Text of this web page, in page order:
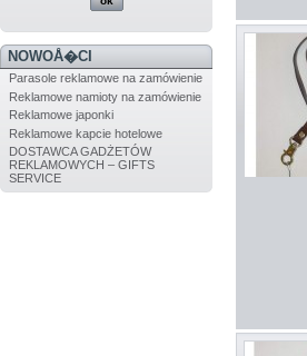
NOWOÅ�CI
Parasole reklamowe na zamówienie
Reklamowe namioty na zamówienie
Reklamowe japonki
Reklamowe kapcie hotelowe
DOSTAWCA GADŻETÓW
REKLAMOWYCH – GIFTS
SERVICE